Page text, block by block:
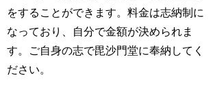
をすることができます。料金は志納制に
なっており、自分で金額が決められま
す。ご自身の志で毘沙門堂に奉納してく
ださい。